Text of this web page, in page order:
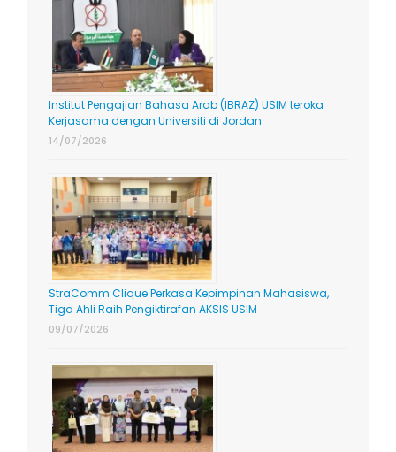
Institut Pengajian Bahasa Arab (IBRAZ) USIM teroka
Kerjasama dengan Universiti di Jordan
14/07/2026
StraComm Clique Perkasa Kepimpinan Mahasiswa,
Tiga Ahli Raih Pengiktirafan AKSIS USIM
09/07/2026